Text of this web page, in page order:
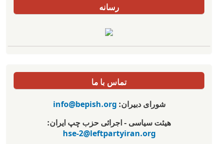
رسانه
تماس با ما
شورای دبیران:info@bepish.org
هیئت سیاسی - اجرائی حزب چپ ایران:
hse-2@leftpartyiran.org